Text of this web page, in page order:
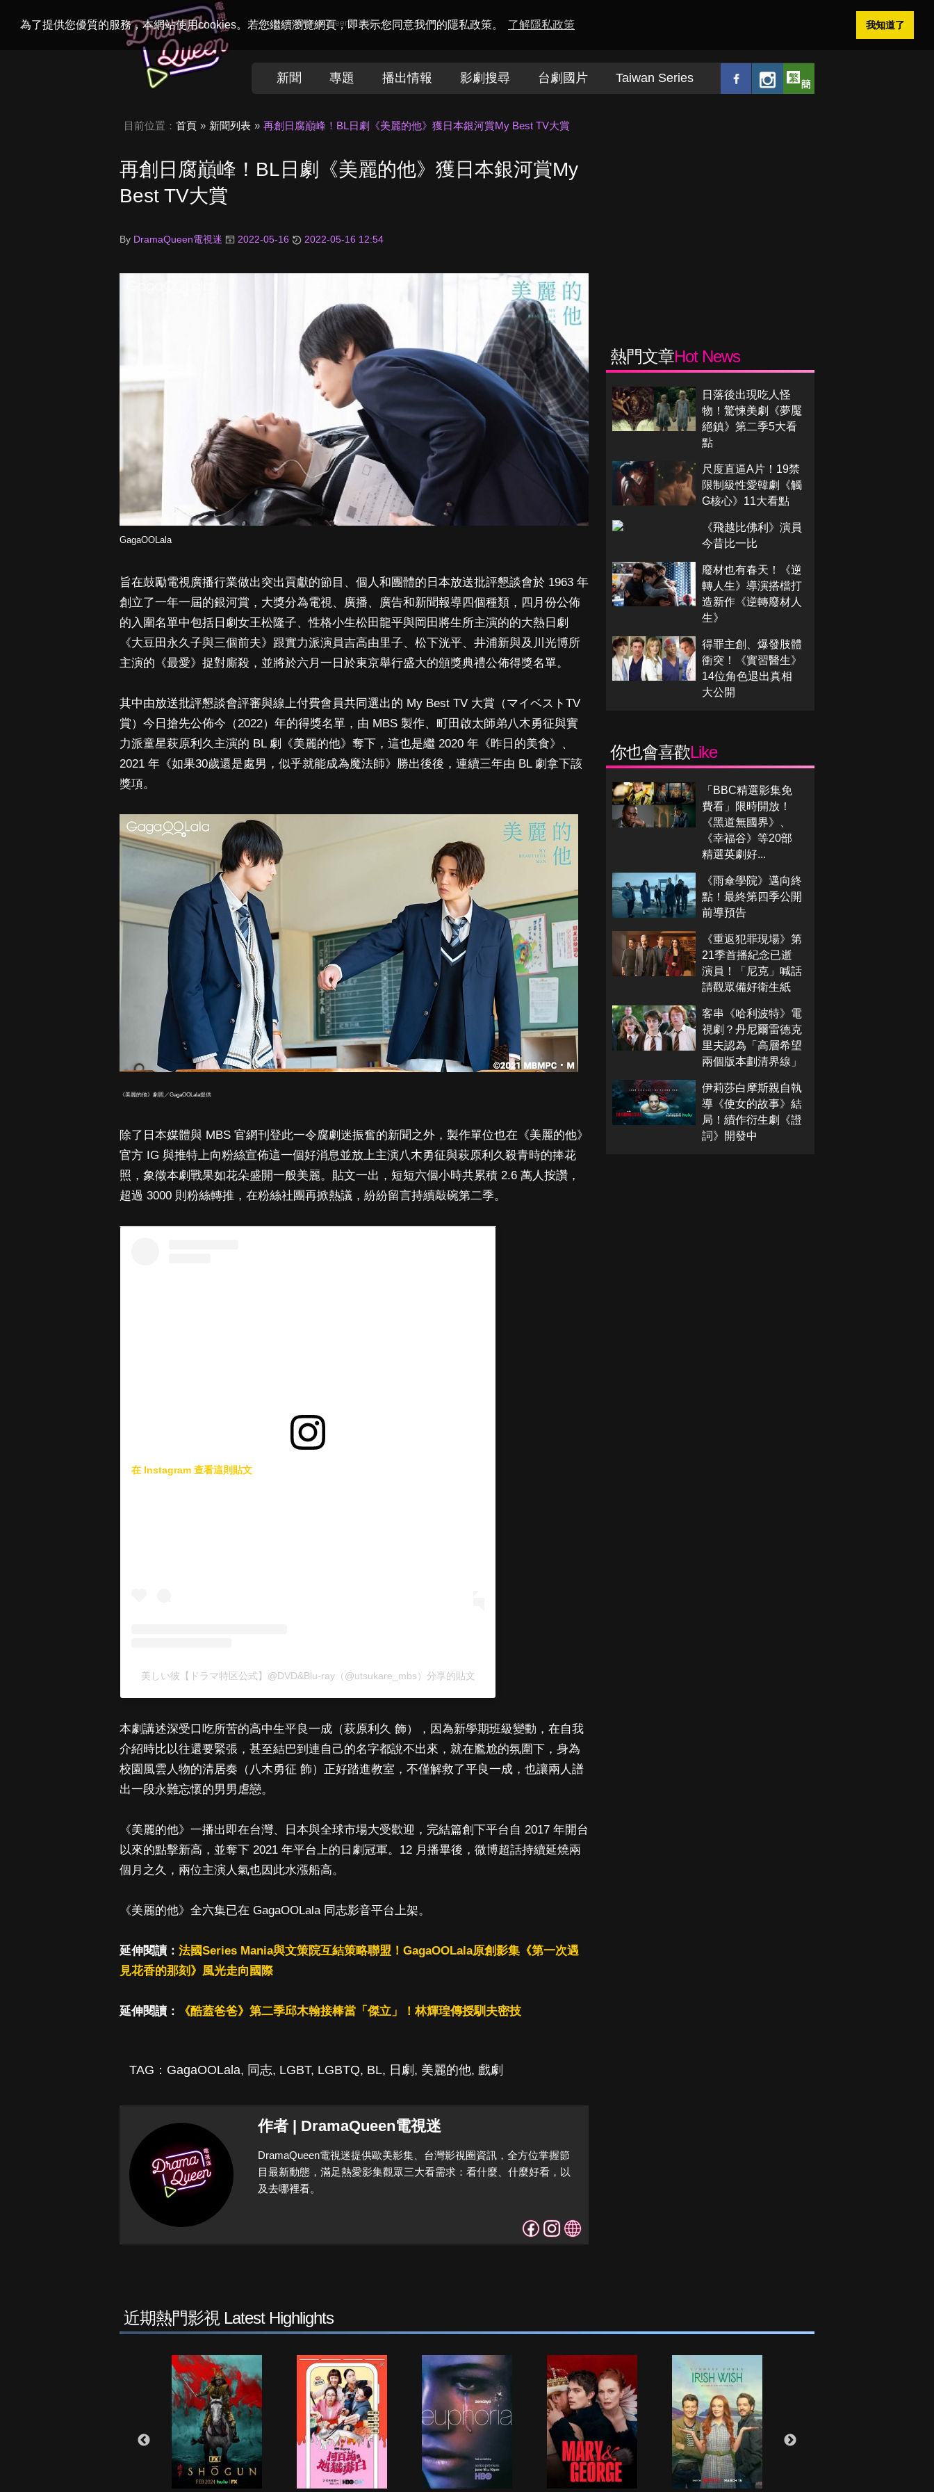
為了提供您優質的服務，本網站使用cookies。若您繼續瀏覽網頁，即表示您同意我們的隱私政策。 了解隱私政策 我知道了
Welcome toDramaQueen電視迷
新聞 專題 播出情報 影劇搜尋 台劇國片 Taiwan Series
目前位置： 首頁 新聞列表 再創日腐巔峰！BL日劇《美麗的他》獲日本銀河賞My Best TV大賞
再創日腐巔峰！BL日劇《美麗的他》獲日本銀河賞My
Best TV大賞
By DramaQueen電視迷 2022-05-16 2022-05-16 12:54
GagaOOLala
旨在鼓勵電視廣播行業做出突出貢獻的節目、個人和團體的日本放送批評懇談會於 1963 年
創立了一年一屆的銀河賞，大獎分為電視、廣播、廣告和新聞報導四個種類，四月份公佈
的入圍名單中包括日劇女王松隆子、性格小生松田龍平與岡田將生所主演的的大熱日劇
《大豆田永久子與三個前夫》跟實力派演員吉高由里子、松下洸平、井浦新與及川光博所
主演的《最愛》捉對廝殺，並將於六月一日於東京舉行盛大的頒獎典禮公佈得獎名單。
其中由放送批評懇談會評審與線上付費會員共同選出的 My Best TV 大賞（マイベストTV
賞）今日搶先公佈今（2022）年的得獎名單，由 MBS 製作、町田啟太師弟八木勇征與實
力派童星萩原利久主演的 BL 劇《美麗的他》奪下，這也是繼 2020 年《昨日的美食》、
2021 年《如果30歲還是處男，似乎就能成為魔法師》勝出後後，連續三年由 BL 劇拿下該
獎項。
《美麗的他》劇照／GagaOOLala提供
除了日本媒體與 MBS 官網刊登此一令腐劇迷振奮的新聞之外，製作單位也在《美麗的他》
官方 IG 與推特上向粉絲宣佈這一個好消息並放上主演八木勇征與萩原利久殺青時的捧花
照，象徵本劇戰果如花朵盛開一般美麗。貼文一出，短短六個小時共累積 2.6 萬人按讚，
超過 3000 則粉絲轉推，在粉絲社團再掀熱議，紛紛留言持續敲碗第二季。
在 Instagram 查看這則貼文
美しい彼【ドラマ特区公式】@DVD&Blu-ray（@utsukare_mbs）分享的貼文
本劇講述深受口吃所苦的高中生平良一成（萩原利久 飾），因為新學期班級變動，在自我
介紹時比以往還要緊張，甚至結巴到連自己的名字都說不出來，就在尷尬的氛圍下，身為
校園風雲人物的清居奏（八木勇征 飾）正好踏進教室，不僅解救了平良一成，也讓兩人譜
出一段永難忘懷的男男虐戀。
《美麗的他》一播出即在台灣、日本與全球市場大受歡迎，完結篇創下平台自 2017 年開台
以來的點擊新高，並奪下 2021 年平台上的日劇冠軍。12 月播畢後，微博超話持續延燒兩
個月之久，兩位主演人氣也因此水漲船高。
《美麗的他》全六集已在 GagaOOLala 同志影音平台上架。
延伸閱讀： 法國Series Mania與文策院互結策略聯盟！GagaOOLala原創影集《第一次遇
見花香的那刻》風光走向國際
延伸閱讀： 《酷蓋爸爸》第二季邱木翰接棒當「傑立」！林輝瑝傳授馴夫密技
TAG： GagaOOLala, 同志, LGBT, LGBTQ, BL, 日劇 , 美麗的他, 戲劇
作者 | DramaQueen電視迷
DramaQueen電視迷提供歐美影集、台灣影視圈資訊，全方位掌握節
目最新動態，滿足熱愛影集觀眾三大看需求：看什麼、什麼好看，以
及去哪裡看。
熱門文章Hot News
日落後出現吃人怪
物！驚悚美劇《夢魘
絕鎮》第二季5大看
點
尺度直逼A片！19禁
限制級性愛韓劇《觸
G核心》11大看點
《飛越比佛利》演員
今昔比一比
廢材也有春天！《逆
轉人生》導演搭檔打
造新作《逆轉廢材人
生》
得罪主創、爆發肢體
衝突！《實習醫生》
14位角色退出真相
大公開
你也會喜歡Like
「BBC精選影集免
費看」限時開放！
《黑道無國界》、
《幸福谷》等20部
精選英劇好...
《雨傘學院》邁向終
點！最終第四季公開
前導預告
《重返犯罪現場》第
21季首播紀念已逝
演員！「尼克」喊話
請觀眾備好衛生紙
客串《哈利波特》電
視劇？丹尼爾雷德克
里夫認為「高層希望
兩個版本劃清界線」
伊莉莎白摩斯親自執
導《使女的故事》結
局！續作衍生劇《證
詞》開發中
近期熱門影視 Latest Highlights